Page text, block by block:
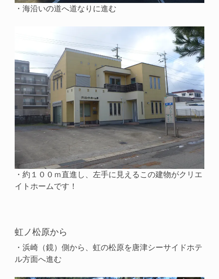
・海沿いの道へ道なりに進む
・約１００ｍ直進し、左手に見えるこの建物がクリエ
イトホームです！
虹ノ松原から
・浜崎（鏡）側から、虹の松原を唐津シーサイドホテ
ル方面へ進む